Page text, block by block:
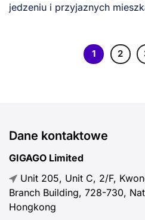
jedzeniu i przyjaznych
1 2
Dane kontaktowe
GIGAGO Limited
Unit 205, Unit C, 2/F,
Branch Building, 728-730,
Hongkong